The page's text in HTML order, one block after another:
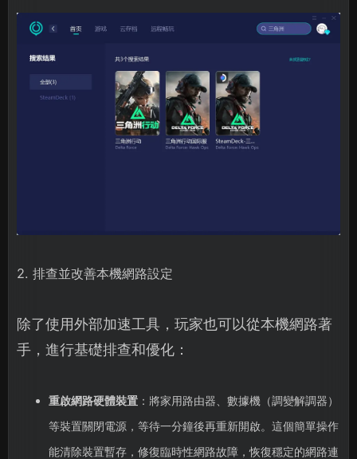
2. 排查並改善本機網路設定
除了使用外部加速工具，玩家也可以從本機網路著
手，進行基礎排查和優化：
重啟網路硬體裝置：將家用路由器、數據機（調變解調器）
等裝置關閉電源，等待一分鐘後再重新開啟。這個簡單操作
能清除裝置暫存，修復臨時性網路故障，恢復穩定的網路連